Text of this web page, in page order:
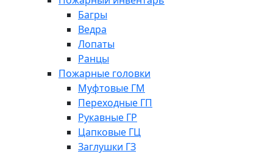
Багры
Ведра
Лопаты
Ранцы
Пожарные головки
Муфтовые ГМ
Переходные ГП
Рукавные ГР
Цапковые ГЦ
Заглушки ГЗ